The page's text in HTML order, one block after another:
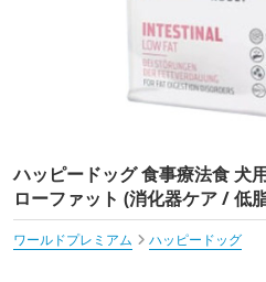
ハッピードッグ 食事療法食 犬
ローファット (消化器ケア / 低
ワールドプレミアム
ハッピードッグ